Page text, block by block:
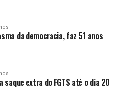
da democracia, faz 51 anos
saque extra do FGTS até o dia 20